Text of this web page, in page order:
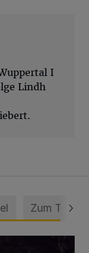
I
Lindh
Zum Thema